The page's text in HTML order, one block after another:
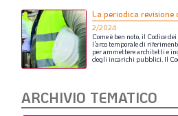
La periodica revisione
2/2024
Comeè ben noto,il Codicedei
l’arco temporaledi
perammetterearchitetti e
degli incarichi pubblici. Il
ARCHIVIO TEMATICO